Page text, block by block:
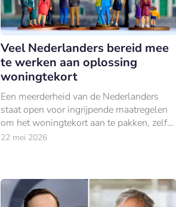
Veel Nederlanders bereid mee
te werken aan oplossing
woningtekort
Een meerderheid van de Nederlanders
staat open voor ingrijpende maatregelen
om het woningtekort aan te pakken, zelfs
als die gevolgen hebben voor de eigen
22 mei 2026